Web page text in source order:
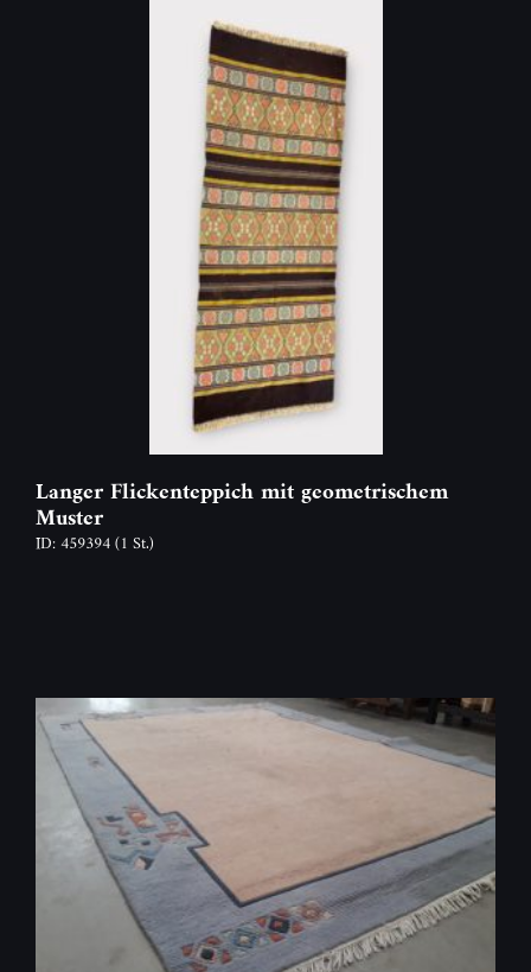
Langer Flickenteppich mit geometrischem
Muster
ID: 459394(1 St.)